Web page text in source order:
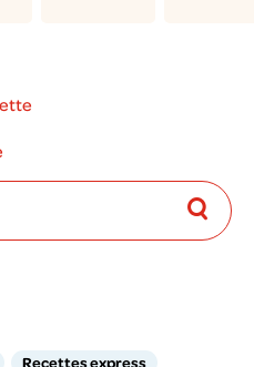
Recettes express